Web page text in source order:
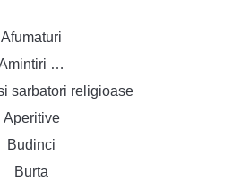
Afumaturi
…
sarbatori religioase
Aperitive
Budinci
Burta